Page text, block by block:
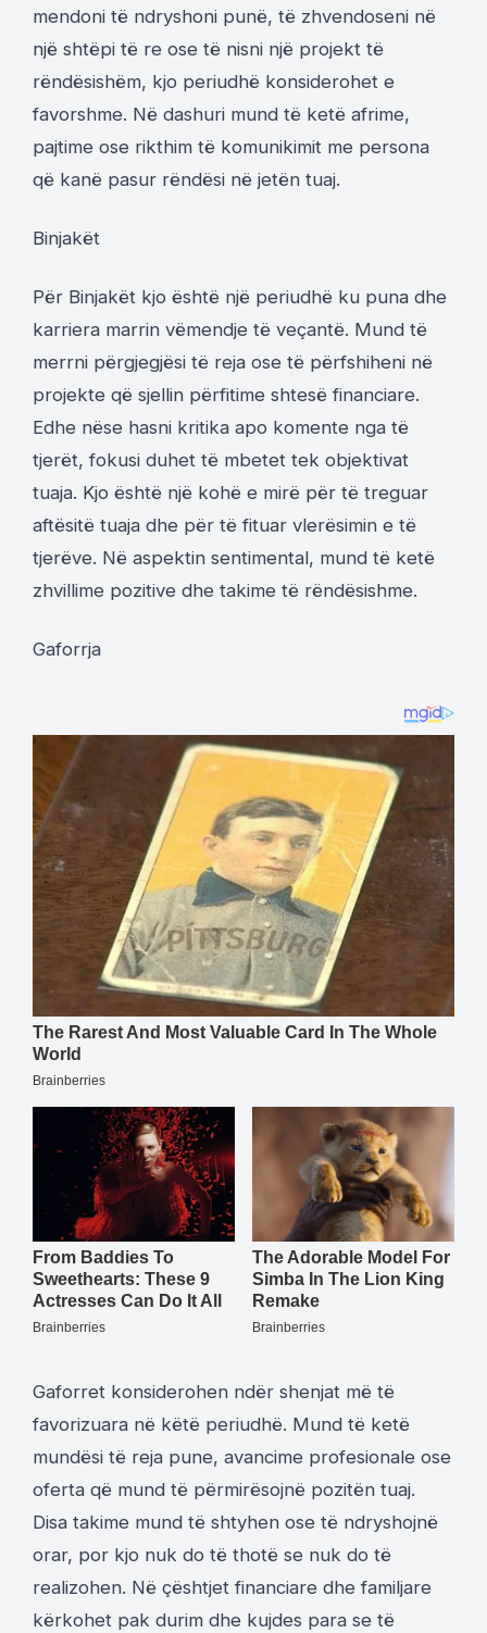
mendoni të ndryshoni punë, të zhvendoseni në
një shtëpi të re ose të nisni një projekt të
rëndësishëm, kjo periudhë konsiderohet e
favorshme. Në dashuri mund të ketë afrime,
pajtime ose rikthim të komunikimit me persona
që kanë pasur rëndësi në jetën tuaj.
Binjakët
Për Binjakët kjo është një periudhë ku puna dhe
karriera marrin vëmendje të veçantë. Mund të
merrni përgjegjësi të reja ose të përfshiheni në
projekte që sjellin përfitime shtesë financiare.
Edhe nëse hasni kritika apo komente nga të
tjerët, fokusi duhet të mbetet tek objektivat
tuaja. Kjo është një kohë e mirë për të treguar
aftësitë tuaja dhe për të fituar vlerësimin e të
tjerëve. Në aspektin sentimental, mund të ketë
zhvillime pozitive dhe takime të rëndësishme.
Gaforrja
Gaforret konsiderohen ndër shenjat më të
favorizuara në këtë periudhë. Mund të ketë
mundësi të reja pune, avancime profesionale ose
oferta që mund të përmirësojnë pozitën tuaj.
Disa takime mund të shtyhen ose të ndryshojnë
orar, por kjo nuk do të thotë se nuk do të
realizohen. Në çështjet financiare dhe familjare
kërkohet pak durim dhe kujdes para se të